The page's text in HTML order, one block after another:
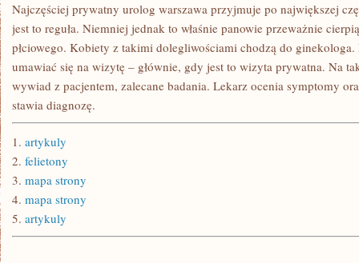
Najczęściej prywatny urolog warszawa przyjmuje po największej
jest to reguła. Niemniej jednak to właśnie panowie przeważnie
płciowego. Kobiety z takimi dolegliwościami chodzą do
umawiać się na wizytę – głównie, gdy jest to wizyta prywatna. Na
wywiad z pacjentem, zalecane badania. Lekarz ocenia symptomy
stawia diagnozę.
1. artykuly
2. felietony
3. mapa strony
4. mapa strony
5. artykuly